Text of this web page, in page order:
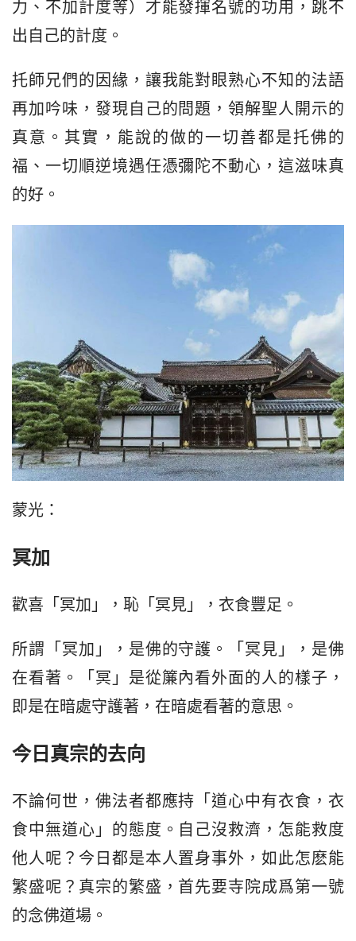
力、不加計度等）才能發揮名號的功用，跳不
出自己的計度。
托師兄們的因緣，讓我能對眼熟心不知的法語
再加吟味，發現自己的問題，領解聖人開示的
真意。其實，能說的做的一切善都是托佛的
福、一切順逆境遇任憑彌陀不動心，這滋味真
的好。
蒙光：
冥加
歡喜「冥加」，恥「冥見」，衣食豐足。
所謂「冥加」，是佛的守護。「冥見」，是佛
在看著。「冥」是從簾內看外面的人的樣子，
即是在暗處守護著，在暗處看著的意思。
今日真宗的去向
不論何世，佛法者都應持「道心中有衣食，衣
食中無道心」的態度。自己沒救濟，怎能救度
他人呢？今日都是本人置身事外，如此怎麽能
繁盛呢？真宗的繁盛，首先要寺院成爲第一號
的念佛道場。